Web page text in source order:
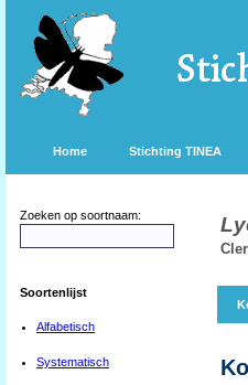
Home Stichting TINEA
Zoeken op soortnaam:
Soortenlijst
Alfabetisch
Systematisch